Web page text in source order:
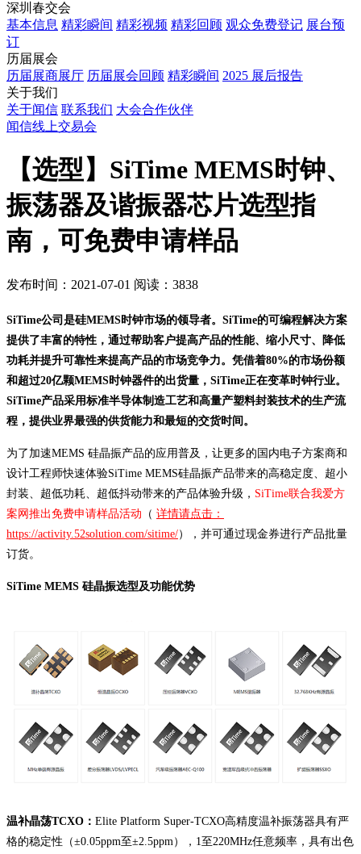
深圳春交会
基本信息 精彩瞬间 精彩视频 精彩回顾 观众免费登记 展台预
订
历届展会
历届展商展厅 历届展会回顾 精彩瞬间 2025 展后报告
关于我们
关于闻信 联系我们 大会合作伙伴
闻信线上交易会
【选型】SiTime MEMS时钟、
振荡器及谐振器芯片选型指
南，可免费申请样品
发布时间：2021-07-01 阅读：3838
SiTime公司是硅MEMS时钟市场的领导者。SiTime的可编程解决方案
提供了丰富的特性，通过帮助客户提高产品的性能、缩小尺寸、降低
功耗并提升可靠性来提高产品的市场竞争力。凭借着80%的市场份额
和超过20亿颗MEMS时钟器件的出货量，SiTime正在变革时钟行业。
SiTime产品采用标准半导体制造工艺和高量产塑料封装技术的生产流
程，提供业界最强的供货能力和最短的交货时间。
为了加速MEMS 硅晶振产品的应用普及，让更多的国内电子方案商和
设计工程师快速体验SiTime MEMS硅晶振产品带来的高稳定度、超小
封装、超低功耗、超低抖动带来的产品体验升级， SiTime联合我爱方
案网推出免费申请样品活动 （ 详情请点击：
https://activity.52solution.com/sitime/），并可通过现金券进行产品批量
订货。
SiTime MEMS 硅晶振选型及功能优势
温补晶荡TCXO： Elite Platform Super-TCXO高精度温补振荡器具有严
格的稳定性（±0.05ppm至±2.5ppm），1至220MHz任意频率，具有出色